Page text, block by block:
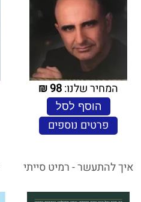
המחיר שלנו:98
₪
הוסף לסל
פרטים נוספים
איך להתעשר - רמיט סייתי